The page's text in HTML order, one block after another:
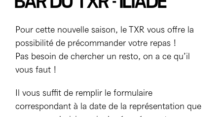
Mécènes
Partenaires
Équipe du TXR & contacts
Espace presse & pro
Votre venue au TXR
Déposer un projet
04 72 07 49 49
Pour cette nouvelle saison, le TXR vous offre la
possibilité de précommander votre repas !
Pas besoin de chercher un resto, on a ce qu’il
vous faut !
Il vous suffit de remplir le formulaire
correspondant à la date de la représentation que